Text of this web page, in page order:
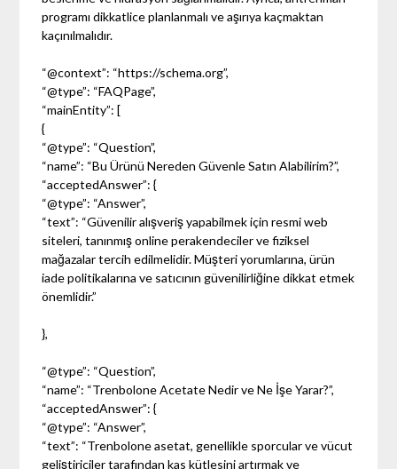
programı dikkatlice planlanmalı ve aşırıya kaçmaktan
kaçınılmalıdır.
“@context”: “https://schema.org”,
“@type”: “FAQPage”,
“mainEntity”: [
{
“@type”: “Question”,
“name”: “Bu Ürünü Nereden Güvenle Satın Alabilirim?”,
“acceptedAnswer”: {
“@type”: “Answer”,
“text”: “Güvenilir alışveriş yapabilmek için resmi web
siteleri, tanınmış online perakendeciler ve fiziksel
mağazalar tercih edilmelidir. Müşteri yorumlarına, ürün
iade politikalarına ve satıcının güvenilirliğine dikkat etmek
önemlidir.”
},
“@type”: “Question”,
“name”: “Trenbolone Acetate Nedir ve Ne İşe Yarar?”,
“acceptedAnswer”: {
“@type”: “Answer”,
“text”: “Trenbolone asetat, genellikle sporcular ve vücut
geliştiriciler tarafından kas kütlesini artırmak ve